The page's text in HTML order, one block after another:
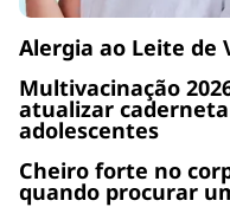
Alergia ao Leite de
Multivacinação
atualizar
adolescentes
Cheiro forte no
quando procurar